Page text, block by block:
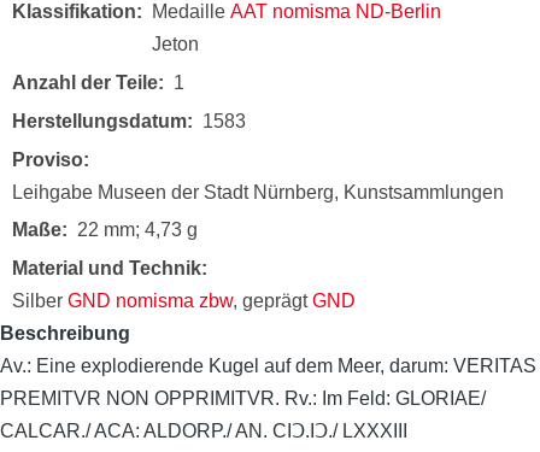
Klassifikation
Medaille AAT nomisma ND-Berlin
Jeton
Anzahl der Teile
1
Herstellungsdatum
1583
Proviso
Leihgabe Museen der Stadt Nürnberg, Kunstsammlungen
Maße
22 mm; 4,73 g
Material und Technik
Silber GND nomisma zbw, geprägtGND
Beschreibung
Av.: Eine explodierende Kugel auf dem Meer, darum: VERITAS
PREMITVR NON OPPRIMITVR. Rv.: Im Feld: GLORIAE/
CALCAR./ ACA: ALDORP./ AN. CIↃ.IↃ./ LXXXIII